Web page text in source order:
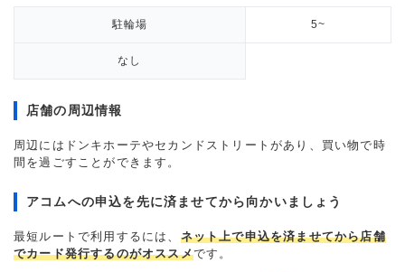
駐輪場 5~
なし
店舗の周辺情報
周辺にはドンキホーテやセカンドストリートがあり、買い物で時
間を過ごすことができます。
アコムへの申込を先に済ませてから向かいましょう
最短ルートで利用するには、 ネット上で申込を済ませてから店舗
でカード発行するのがオススメです。